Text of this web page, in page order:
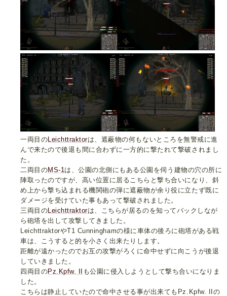
一両目のLeichttraktorは、遮蔽物の何もないところを無警戒に進
んで来たので後退も間に合わずに一方的に撃たれて撃破されまし
た。
二両目のMS-1 は、公園の北側にもある公園を伺う建物の穴の所に
陣取ったのですが、高い位置に居るこちらと撃ち合いになり、斜
め上から撃ち込まれる機関砲の弾に遮蔽物が余り役に立たず既に
ダメージを受けていた事もあって撃破されました。
三両目のLeichttraktorは、こちらが居るのを知ってバックしなが
ら砲塔を出して攻撃してきました。
LeichttraktorやT1 Cunninghamの様に車体の後ろに砲塔がある戦
車は、こうすると的を小さく出来たりします。
距離が遠かったのでお互の攻撃がろくに命中せずに向こうが後退
していきました。
四両目のPz.Kpfw. II も公園に侵入しようとして撃ち合いになりま
した。
こちらは静止していたので命中させる事が出来てもPz.Kpfw. IIの